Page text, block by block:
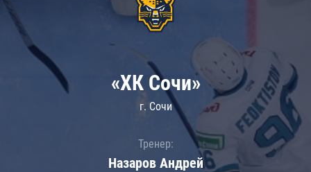
«ХК Сочи»
г. Сочи
Тренер:
Назаров Андрей